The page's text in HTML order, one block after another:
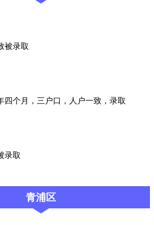
被录取
四个月，三户口，人户一致，录取
录取
青浦区